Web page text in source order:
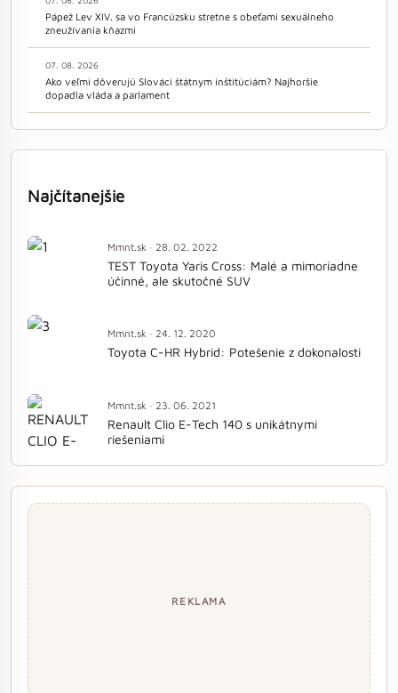
Pápež Lev XIV. sa vo Francúzsku stretne s obeťami sexuálneho
zneužívania kňazmi
07. 08. 2026
Ako veľmi dôverujú Slováci štátnym inštitúciám? Najhoršie
dopadla vláda a parlament
Najčítanejšie
Mmnt.sk · 28. 02. 2022
TEST Toyota Yaris Cross: Malé a mimoriadne
účinné, ale skutočné SUV
Mmnt.sk · 24. 12. 2020
Toyota C-HR Hybrid: Potešenie z dokonalosti
Mmnt.sk · 23. 06. 2021
Renault Clio E-Tech 140 s unikátnymi
riešeniami
REKLAMA